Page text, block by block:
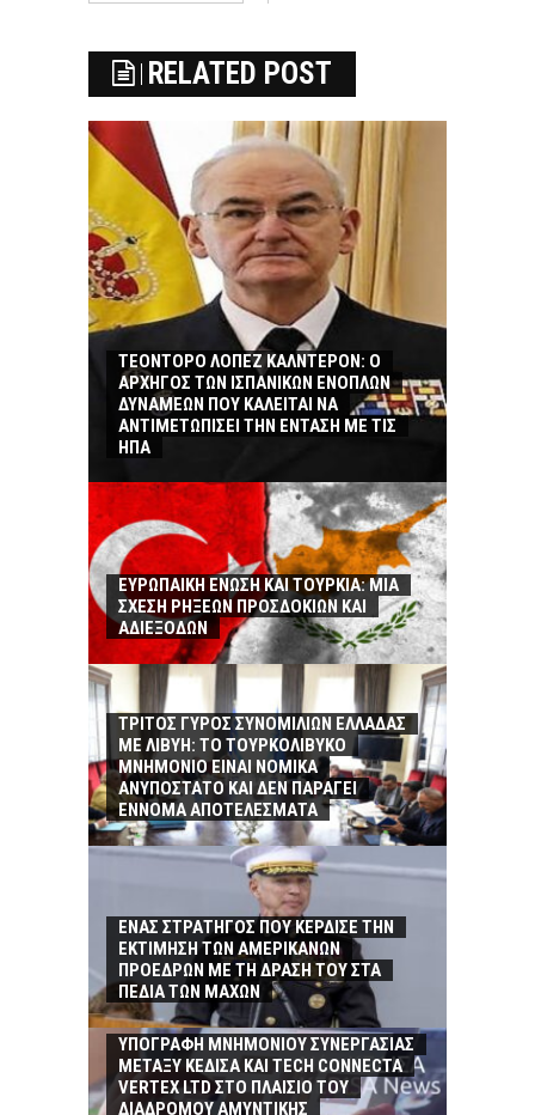
RELATED POST
ΤΕΟΝΤΟΡΟ ΛΟΠΕΖ ΚΑΛΝΤΕΡΟΝ: O
ΑΡΧΗΓΟΣ ΤΩΝ ΙΣΠΑΝΙΚΩΝ ΕΝΟΠΛΩΝ
ΔΥΝΑΜΕΩΝ ΠΟΥ ΚΑΛΕΙΤΑΙ ΝΑ
ΑΝΤΙΜΕΤΩΠΙΣΕΙ ΤΗΝ ΕΝΤΑΣΗ ΜΕ ΤΙΣ
ΗΠΑ
ΕΥΡΩΠΑΙΚΗ ΕΝΩΣΗ ΚΑΙ ΤΟΥΡΚΙΑ: ΜΙΑ
ΣΧΕΣΗ ΡΗΞΕΩΝ ΠΡΟΣΔΟΚΙΩΝ ΚΑΙ
ΑΔΙΕΞΟΔΩΝ
ΤΡΙΤΟΣ ΓΥΡΟΣ ΣΥΝΟΜΙΛΙΩΝ ΕΛΛΑΔΑΣ
ΜΕ ΛΙΒΥΗ: ΤΟ ΤΟΥΡΚΟΛΙΒΥΚΟ
ΜΝΗΜΟΝΙΟ ΕΙΝΑΙ ΝΟΜΙΚΑ
ΑΝΥΠΟΣΤΑΤΟ ΚΑΙ ΔΕΝ ΠΑΡΑΓΕΙ
ΕΝΝΟΜΑ ΑΠΟΤΕΛΕΣΜΑΤΑ
ΕΝΑΣ ΣΤΡΑΤΗΓΟΣ ΠΟΥ ΚΕΡΔΙΣΕ ΤΗΝ
ΕΚΤΙΜΗΣΗ ΤΩΝ ΑΜΕΡΙΚΑΝΩΝ
ΠΡΟΕΔΡΩΝ ΜΕ ΤΗ ΔΡΑΣΗ ΤΟΥ ΣΤΑ
ΠΕΔΙΑ ΤΩΝ ΜΑΧΩΝ
ΥΠΟΓΡΑΦΗ MΝΗΜΟΝΙΟΥ ΣΥΝΕΡΓΑΣΙΑΣ
ΜΕΤΑΞΥ ΚΕΔΙΣΑ ΚΑΙ TECH CONNECTA
VERTEX LTD ΣΤΟ ΠΛΑΙΣΙΟ ΤΟΥ
ΔΙΑΔΡΟΜΟΥ ΑΜΥΝΤΙΚΗΣ